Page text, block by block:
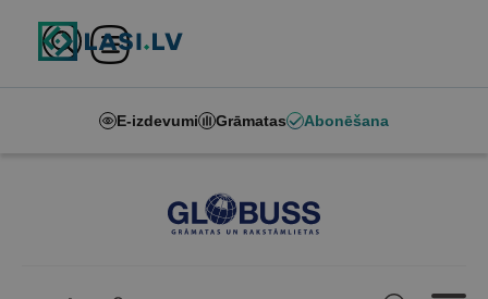
E-izdevumi Grāmatas Abonēšana